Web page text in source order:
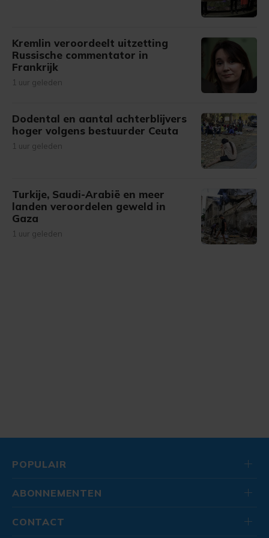
Kremlin veroordeelt uitzetting
Russische commentator in
Frankrijk
1 uur geleden
Dodental en aantal achterblijvers
hoger volgens bestuurder Ceuta
1 uur geleden
Turkije, Saudi-Arabië en meer
landen veroordelen geweld in
Gaza
1 uur geleden
POPULAIR
ABONNEMENTEN
CONTACT